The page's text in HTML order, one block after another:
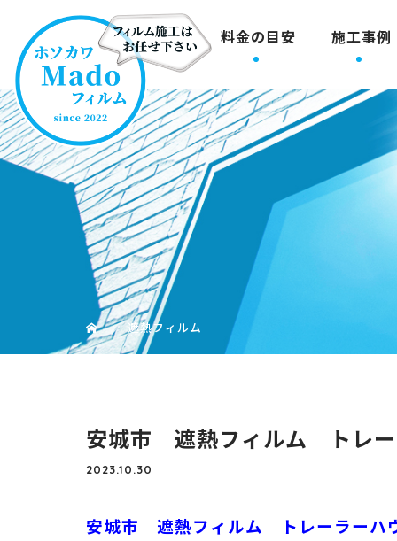
料金の目安 施工事例
遮熱フィルム
安城市 遮熱フィルム トレー
2023.10.30
安城市 遮熱フィルム トレーラーハ